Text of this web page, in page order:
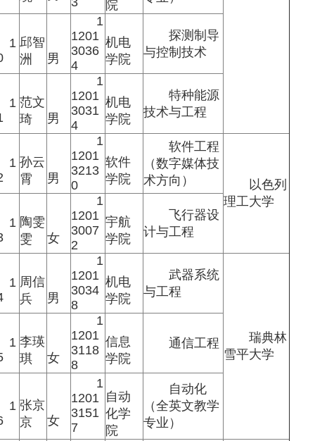
院
邱智
洲
男
1
1201
3036
4
机电
学院
探测制导
与控制技术
范文
琦
男
1
1201
3031
4
机电
学院
特种能源
技术与工程
孙云
霄
男
1
1201
3213
0
软件
学院
软件工程
（数字媒体技
术方向）
以色列
理工大学
陶雯
雯
女
1
1201
3007
2
宇航
学院
飞行器设
计与工程
周信
兵
男
1
1201
3034
8
机电
学院
武器系统
与工程
瑞典林
雪平大学
李瑛
琪
女
1
1201
3118
8
信息
学院
通信工程
张京
京
女
1
1201
3151
7
自动
化学
院
自动化
（全英文教学
专业）